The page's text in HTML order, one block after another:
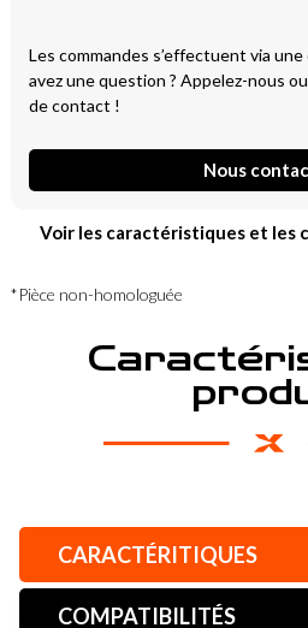
Les commandes s’effectuent via
avez une question ? Appelez-nous
de contact !
Nous
Voir les caractéristiques et les
*Pièce non-homologuée
CARACTÉRITIQUES
COMPATIBILITÉS